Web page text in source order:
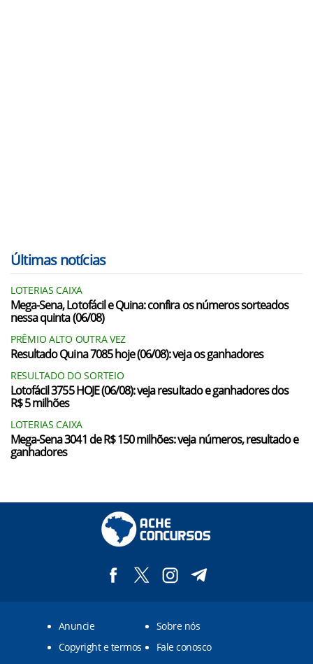
Últimas notícias
LOTERIAS CAIXA
Mega-Sena, Lotofácil e Quina: confira os números sorteados
nessa quinta (06/08)
PRÊMIO ALTO OUTRA VEZ
Resultado Quina 7085 hoje (06/08): veja os ganhadores
RESULTADO DO SORTEIO
Lotofácil 3755 HOJE (06/08): veja resultado e ganhadores dos
R$ 5 milhões
LOTERIAS CAIXA
Mega-Sena 3041 de R$ 150 milhões: veja números, resultado e
ganhadores
Anuncie
Sobre nós
Copyright e termos
Fale conosco